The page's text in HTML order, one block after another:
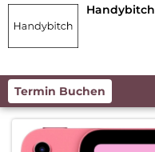
Handybitch
Termin Buchen